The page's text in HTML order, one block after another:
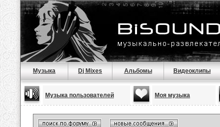
Музыка Dj Mixes Альбомы Видеоклипы
Музыка пользователей Моя музыка